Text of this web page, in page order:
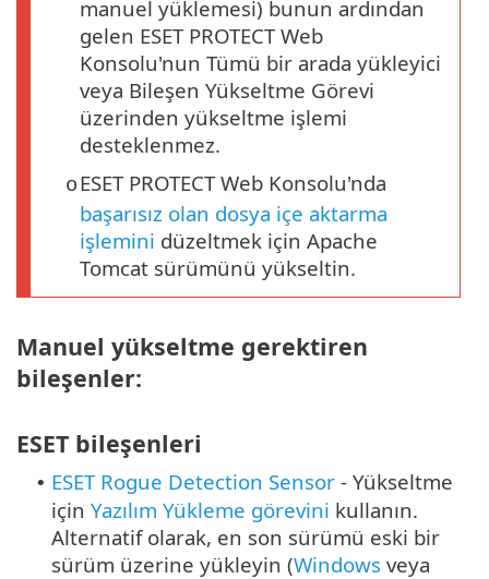
manuel yüklemesi) bunun ardından
gelen ESET PROTECT Web
Konsolu'nun Tümü bir arada yükleyici
veya Bileşen Yükseltme Görevi
üzerinden yükseltme işlemi
desteklenmez.
oESET PROTECT Web Konsolu'nda
başarısız olan dosya içe aktarma
işlemini düzeltmek için Apache
Tomcat sürümünü yükseltin.
Manuel yükseltme gerektiren
bileşenler:
ESET bileşenleri
• ESET Rogue Detection Sensor - Yükseltme
için Yazılım Yükleme görevini kullanın.
Alternatif olarak, en son sürümü eski bir
sürüm üzerine yükleyin (Windows veya